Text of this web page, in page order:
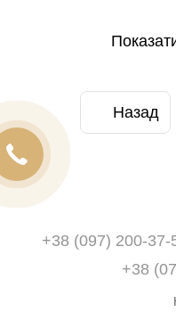
Назад
+38 (097) 200-37-
+38